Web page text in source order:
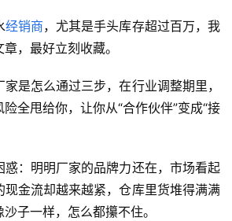
经销商，尤其是手头库存超过百万，我
，最好立刻收藏。
是怎么通过三步，在行业调整期里，
全甩给你，让你从“合作伙伴”变成“接
惑：明明厂家的品牌力还在，市场看起
现金流却越来越紧，仓库里货堆得满满
子一样，怎么都攥不住。